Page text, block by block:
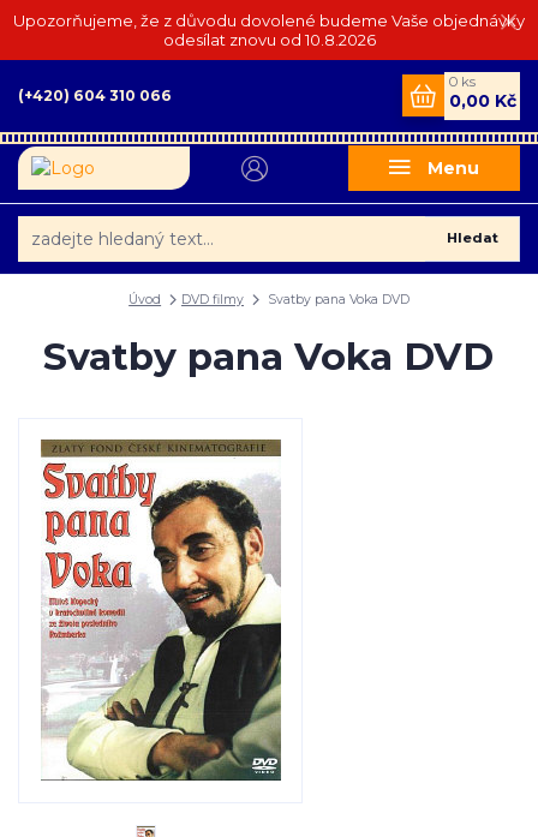
Upozorňujeme, že z důvodu dovolené budeme Vaše objednávky
odesílat znovu od 10.8.2026
Menu
Hledat
(+420) 604 310 066
0 ks
0,00 Kč
Úvod DVD filmy Svatby pana Voka DVD
Svatby pana Voka DVD